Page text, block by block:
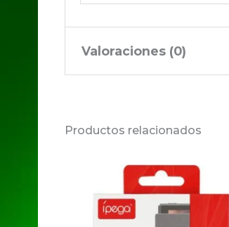
Valoraciones (0)
Sé el primero en
Tu dirección de
Tu puntuación
Productos relacionados